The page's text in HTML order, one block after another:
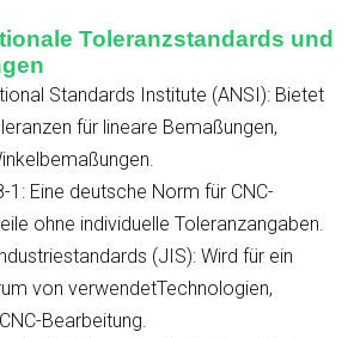
Toleranzstandards und
Standards Institute (ANSI): Bietet
für lineare Bemaßungen,
1: Eine deutsche Norm für CNC-
ohne individuelle Toleranzangaben.
(JIS): Wird für ein
von verwendetTechnologien,
Bearbeitung.